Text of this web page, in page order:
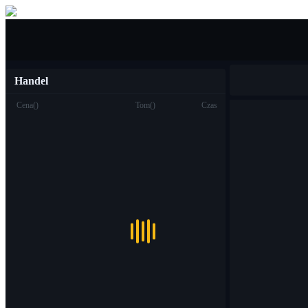
Handel
Cena() Tom() Czas